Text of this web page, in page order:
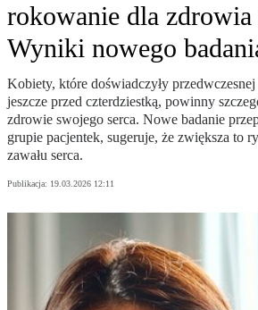
rokowanie dla zdrowia
Wyniki nowego
Kobiety, które doświadczyły
jeszcze przed czterdziestką, powinny
zdrowie swojego serca. Nowe badanie
grupie pacjentek, sugeruje, że zwiększa to
zawału serca.
Publikacja: 19.03.2026 12:11